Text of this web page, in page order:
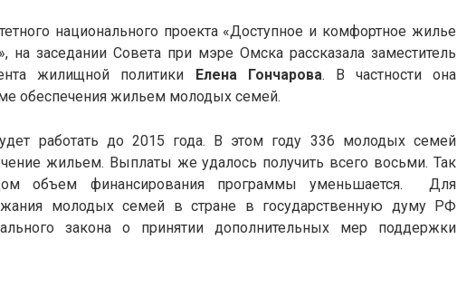
национального проекта «Доступное и комфортное жилье
на заседании Совета при мэре Омска рассказала заместитель
жилищной политики Елена Гончарова. В частности она
обеспечения жильем молодых семей.
работать до 2015 года. В этом году 336 молодых семей
жильем. Выплаты же удалось получить всего восьми. Так
объем финансирования программы уменьшается. Для
молодых семей в стране в государственную думу РФ
закона о принятии дополнительных мер поддержки